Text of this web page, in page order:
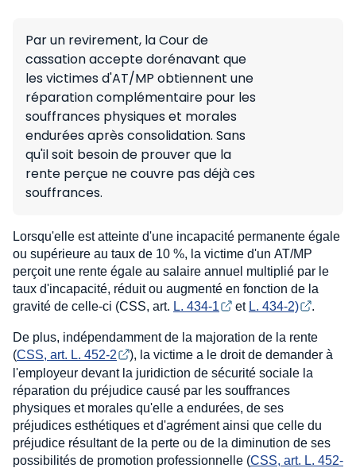
Par un revirement, la Cour de
cassation accepte dorénavant que
les victimes d'AT/MP obtiennent une
réparation complémentaire pour les
souffrances physiques et morales
endurées après consolidation. Sans
qu'il soit besoin de prouver que la
rente perçue ne couvre pas déjà ces
souffrances.
Lorsqu'elle est atteinte d'une incapacité permanente égale
ou supérieure au taux de 10 %, la victime d'un AT/MP
perçoit une rente égale au salaire annuel multiplié par le
taux d'incapacité, réduit ou augmenté en fonction de la
gravité de celle-ci (CSS, art. L. 434-1 et L. 434-2) .
De plus, indépendamment de la majoration de la rente
(CSS, art. L. 452-2
), la victime a le droit de demander à
l'employeur devant la juridiction de sécurité sociale la
réparation du préjudice causé par les souffrances
physiques et morales qu'elle a endurées, de ses
préjudices esthétiques et d'agrément ainsi que celle du
préjudice résultant de la perte ou de la diminution de ses
possibilités de promotion professionnelle (CSS, art. L. 452-